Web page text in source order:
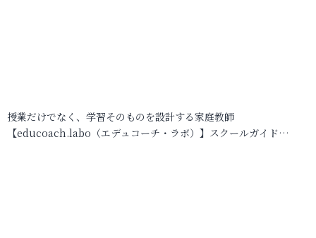
授業だけでなく、学習そのものを設計する家庭教師
【educoach.labo（エデュコーチ・ラボ）】スクールガイド…